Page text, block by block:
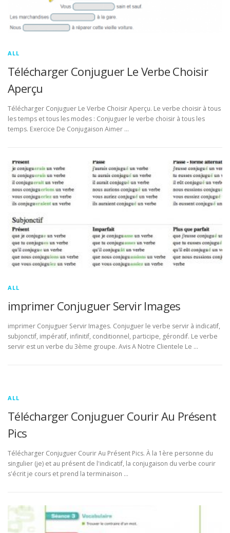
ALL
Télécharger Conjuguer Le Verbe Choisir
Aperçu
Télécharger Conjuguer Le Verbe Choisir Aperçu. Le verbe choisir à tous
les temps et tous les modes : Conjuguer le verbe choisir à tous les
temps. Exercice De Conjugaison Aimer …
ALL
imprimer Conjuguer Servir Images
imprimer Conjuguer Servir Images. Conjuguer le verbe servir à indicatif,
subjonctif, impératif, infinitif, conditionnel, participe, gérondif. Le verbe
servir est un verbe du 3ème groupe. Avis A Notre Clientele Le …
ALL
Télécharger Conjuguer Courir Au Présent
Pics
Télécharger Conjuguer Courir Au Présent Pics. À la 1ère personne du
singulier (je) et au présent de l'indicatif, la conjugaison du verbe courir
s'écrit je cours et prend la terminaison …